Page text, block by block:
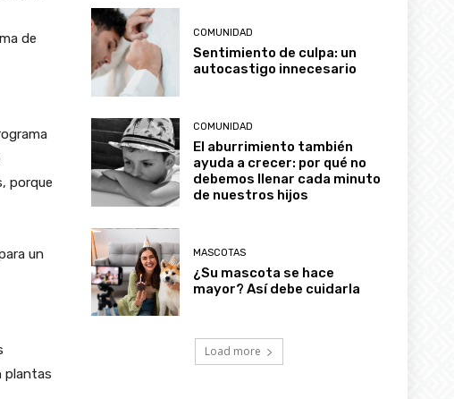
de
porque
un
plantas
Sentimiento de culpa: un
autocastigo innecesario
El aburrimiento también
ayuda a crecer: por qué no
debemos llenar cada minuto
de nuestros hijos
¿Su mascota se hace
mayor? Así debe cuidarla
Load more